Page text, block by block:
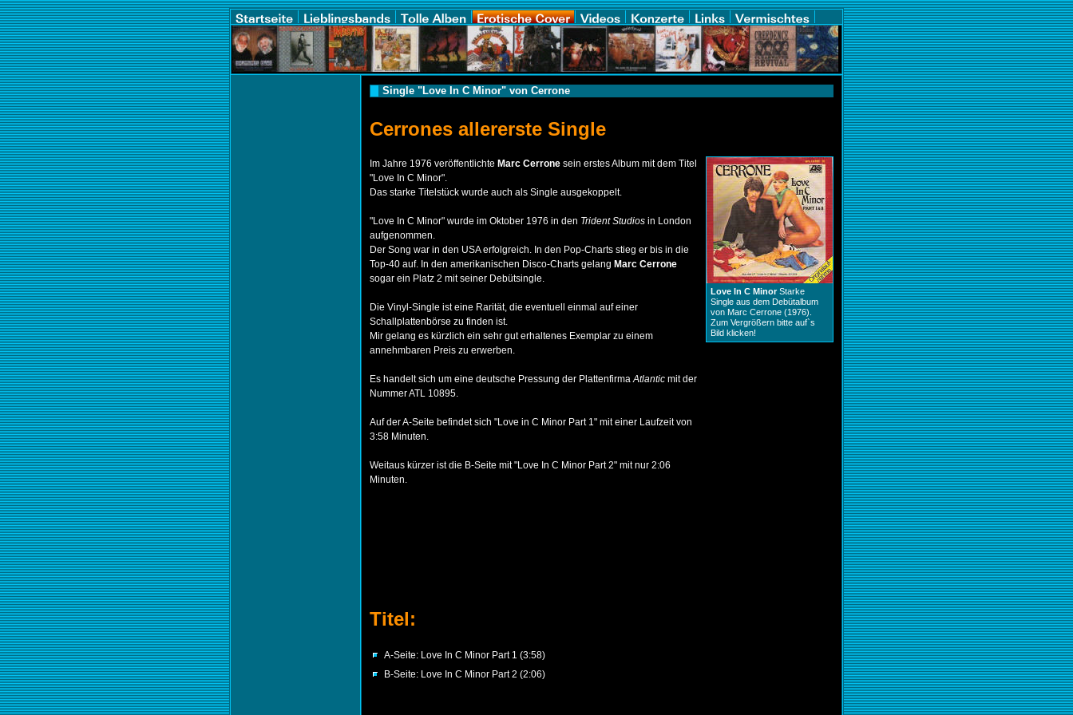
Single "Love In C Minor" von Cerrone
Cerrones allererste Single
Im Jahre 1976 veröffentlichte Marc Cerrone sein erstes Album mit dem Titel
"Love In C Minor".
Das starke Titelstück wurde auch als Single ausgekoppelt.
"Love In C Minor" wurde im Oktober 1976 in den Trident Studios in London
aufgenommen.
Der Song war in den USA erfolgreich. In den Pop-Charts stieg er bis in die
Top-40 auf. In den amerikanischen Disco-Charts gelang Marc Cerrone
sogar ein Platz 2 mit seiner Debütsingle.
Die Vinyl-Single ist eine Rarität, die eventuell einmal auf einer
Schallplattenbörse zu finden ist.
Mir gelang es kürzlich ein sehr gut erhaltenes Exemplar zu einem
annehmbaren Preis zu erwerben.
Es handelt sich um eine deutsche Pressung der PlattenfirmaAtlantic mit der
Nummer ATL 10895.
Auf der A-Seite befindet sich "Love in C Minor Part 1" mit einer Laufzeit von
3:58 Minuten.
Weitaus kürzer ist die B-Seite mit "Love In C Minor Part 2" mit nur 2:06
Minuten.
Love In C MinorStarke
Single aus dem Debütalbum
von Marc Cerrone (1976).
Zum Vergrößern bitte auf`s
Bild klicken!
Titel:
A-Seite: Love In C Minor Part 1 (3:58)
B-Seite: Love In C Minor Part 2 (2:06)